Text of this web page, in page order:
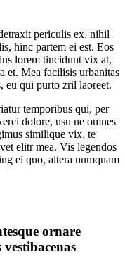
periculis ex, nihil
hinc partem ei est. Eos
lorem tincidunt vix at,
et. Mea facilisis urbanitas
eu qui purto zril laoreet.
temporibus qui, per
dolore, usu ne omnes
similique vix, te
elitr mea. Vis legendos
ei quo, altera numquam
ornare